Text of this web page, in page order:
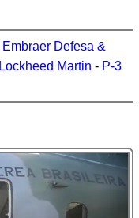
Embraer Defesa &
Lockheed Martin - P-3